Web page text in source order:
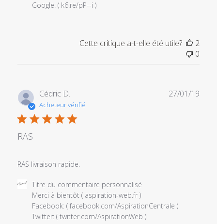
personnalisé
le
Mon
Jun
10
Google: ( k6.re/pP--i )
Cette critique a-t-elle été utile?
2
0
Cédric D.
Acheteur vérifié
RAS
RAS livraison rapide.
Commentaires
propriétaire
Titre du commentaire personnalisé
Merci à bientôt ( aspiration-web.fr )
Facebook: ( facebook.com/AspirationCentrale )
Twitter: ( twitter.com/AspirationWeb )
27/01/19